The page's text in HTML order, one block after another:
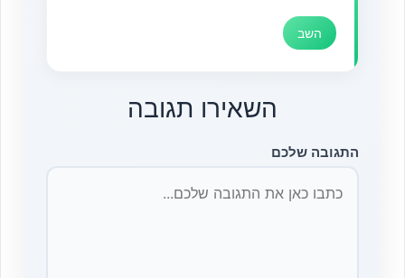
השב
השאירו תגובה
התגובה שלכם